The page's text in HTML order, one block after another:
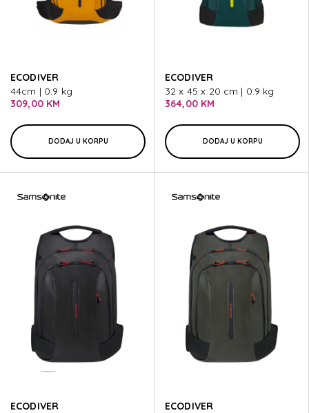
ECODIVER
44cm | 0.9 kg
309,00 KM
DODAJ U KORPU
ECODIVER
32 x 45 x 20 cm | 0.9 kg
364,00 KM
DODAJ U KORPU
ECODIVER
ECODIVER